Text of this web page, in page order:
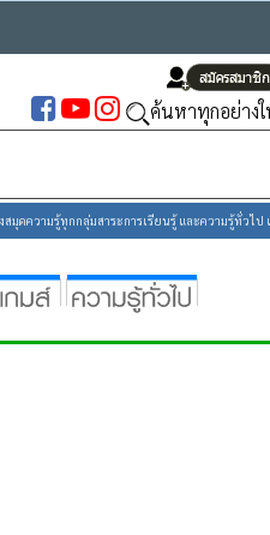
ค้นหาทุกอย่าง
มุดความรู้ทุกกลุ่มสาระการเรียนรู้ และความรู้ทั่วไ